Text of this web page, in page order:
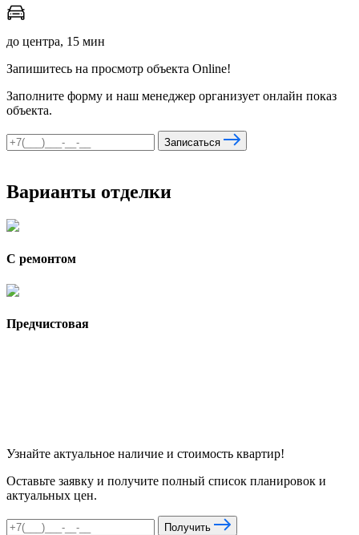
до центра, 15 мин
Запишитесь на просмотр объекта Online!
Заполните форму и наш менеджер организует онлайн показ
объекта.
Записаться
Варианты отделки
С ремонтом
Предчистовая
Узнайте актуальное наличие и стоимость квартир!
Оставьте заявку и получите полный список планировок и
актуальных цен.
Получить